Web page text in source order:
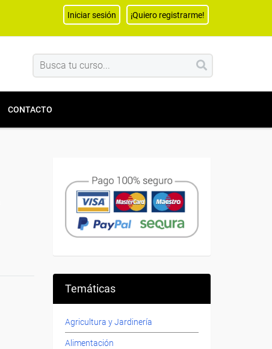
Iniciar sesión ¡Quiero registrarme!
CONTACTO
Temáticas
Agricultura y Jardinería
Alimentación